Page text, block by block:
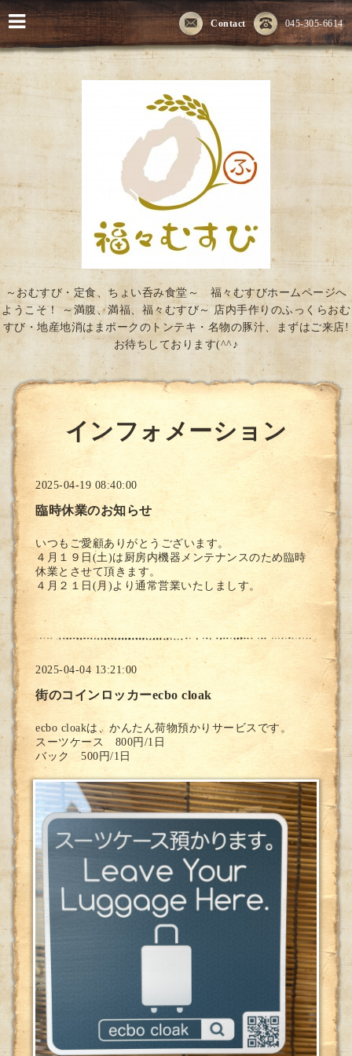
045-305-6614
Contact
～おむすび・定食、ちょい呑み食堂～ 福々むすびホームページへ
ようこそ！ ～満腹、満福、福々むすび～ 店内手作りのふっくらおむ
すび・地産地消はまポークのトンテキ・名物の豚汁、まずはご来店!
お待ちしております(^^♪
インフォメーション
2025-04-19 08:40:00
臨時休業のお知らせ
いつもご愛顧ありがとうございます。
４月１９日(土)は厨房内機器メンテナンスのため臨時
休業とさせて頂きます。
４月２１日(月)より通常営業いたしましす。
2025-04-04 13:21:00
街のコインロッカーecbo cloak
ecbo cloakは、かんたん荷物預かりサービスです。
スーツケース 800円/1日
バック 500円/1日